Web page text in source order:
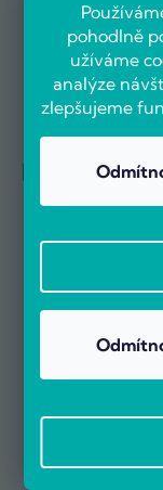
pohodlně
užíváme
analýze
zlepšujeme
Reference